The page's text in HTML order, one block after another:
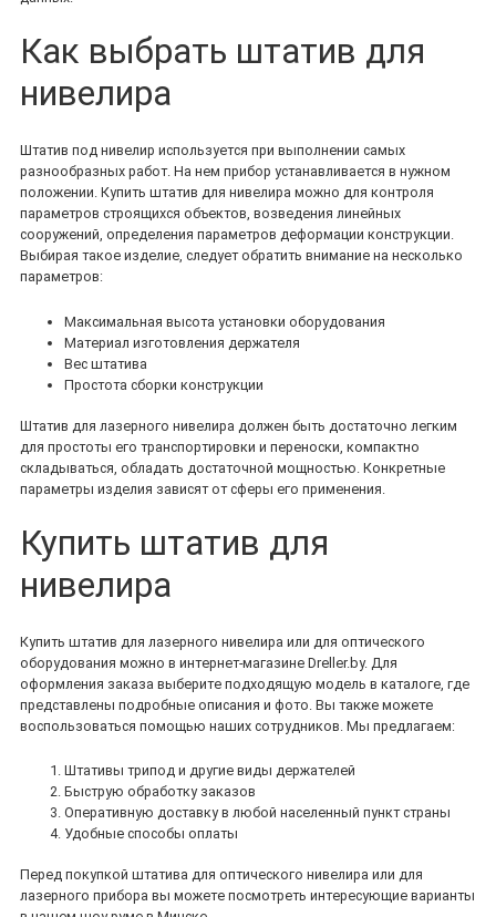
Как выбрать штатив для
нивелира
Штатив под нивелир используется при выполнении самых
разнообразных работ. На нем прибор устанавливается в нужном
положении. Купить штатив для нивелира можно для контроля
параметров строящихся объектов, возведения линейных
сооружений, определения параметров деформации конструкции.
Выбирая такое изделие, следует обратить внимание на несколько
параметров:
Максимальная высота установки оборудования
Материал изготовления держателя
Вес штатива
Простота сборки конструкции
Штатив для лазерного нивелира должен быть достаточно легким
для простоты его транспортировки и переноски, компактно
складываться, обладать достаточной мощностью. Конкретные
параметры изделия зависят от сферы его применения.
Купить штатив для
нивелира
Купить штатив для лазерного нивелира или для оптического
оборудования можно в интернет-магазине Dreller.by. Для
оформления заказа выберите подходящую модель в каталоге, где
представлены подробные описания и фото. Вы также можете
воспользоваться помощью наших сотрудников. Мы предлагаем:
Штативы трипод и другие виды держателей
Быструю обработку заказов
Оперативную доставку в любой населенный пункт страны
Удобные способы оплаты
Перед покупкой штатива для оптического нивелира или для
лазерного прибора вы можете посмотреть интересующие варианты